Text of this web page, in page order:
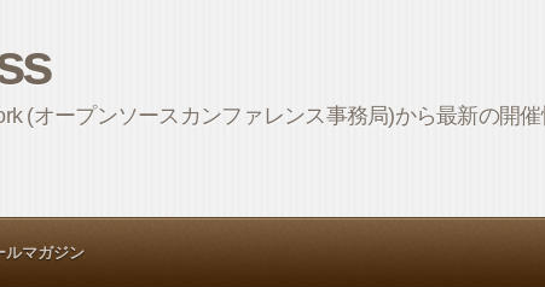
(オープンソースカンファレンス事務局)から最新の開催
ルマガジン